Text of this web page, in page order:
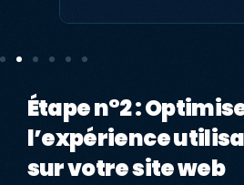
Étape n°2 :
l’expérience
sur votre site web